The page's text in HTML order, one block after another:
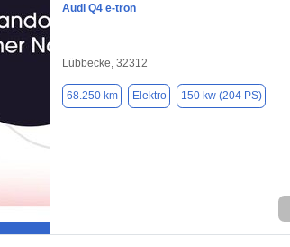
Audi Q4 e-tron
Lübbecke, 32312
68.250 km Elektro 150 kw (204 PS)